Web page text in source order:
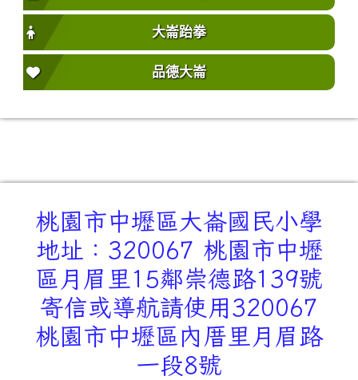
大崙跆拳
品德大崙
桃園市中壢區大崙國民小學
地址：320067 桃園市中壢
區月眉里15鄰崇德路139號
寄信或導航請使用320067
桃園市中壢區內厝里月眉路
一段8號